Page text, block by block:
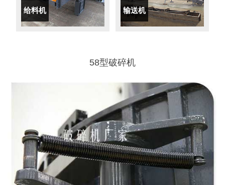
给料机 输送机
58型破碎机